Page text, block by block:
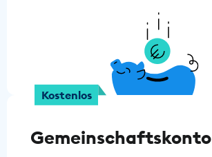
Kostenlos
Gemeinschaftskonto